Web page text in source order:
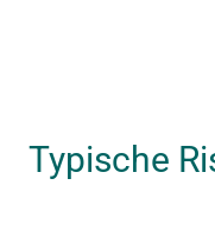
Typische